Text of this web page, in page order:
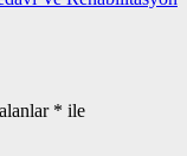
* ile